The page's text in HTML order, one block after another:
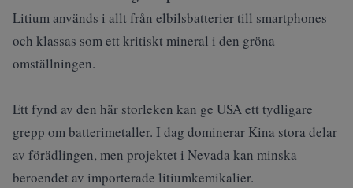
Litium används i allt från elbilsbatterier till smartphones
och klassas som ett kritiskt mineral i den gröna
omställningen.
Ett fynd av den här storleken kan ge USA ett tydligare
grepp om batterimetaller. I dag dominerar Kina stora delar
av förädlingen, men projektet i Nevada kan minska
beroendet av importerade litiumkemikalier.